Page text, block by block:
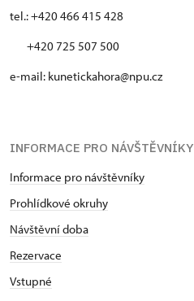
tel.: +420 466 415 428
+420 725 507 500
e-mail: kunetickahora@npu.cz
INFORMACE PRO NÁVŠTĚVNÍKY
Informace pro návštěvníky
Prohlídkové okruhy
Návštěvní doba
Rezervace
Vstupné